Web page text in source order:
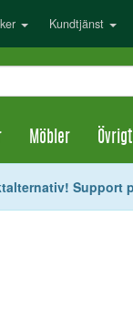
Kundtjänst
Möbler Övrigt
Support